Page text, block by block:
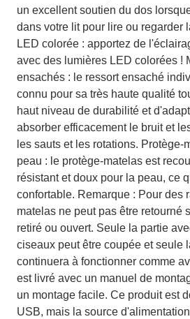
un excellent soutien du dos
dans votre lit pour lire ou regarder
LED colorée : apportez de
avec des lumières LED colorées !
ensachés : le ressort ensaché
connu pour sa très haute qualité
haut niveau de durabilité et
absorber efficacement le bruit et
les sauts et les rotations. Protège-
peau : le protège-matelas est
résistant et doux pour la peau, ce
confortable. Remarque : Pour des
matelas ne peut pas être retourné
retiré ou ouvert. Seule la partie
ciseaux peut être coupée et seule
continuera à fonctionner comme
est livré avec un manuel de
un montage facile. Ce produit est
USB, mais la source